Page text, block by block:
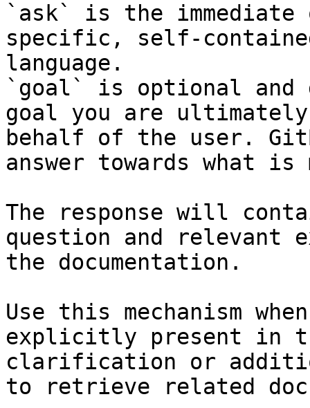
`ask` is the
specific, self-
language.
`goal` is optional and
goal you are
behalf of the user.
answer towards what
The response will
question and relevant
the documentation.
Use this mechanism
explicitly present in
clarification or